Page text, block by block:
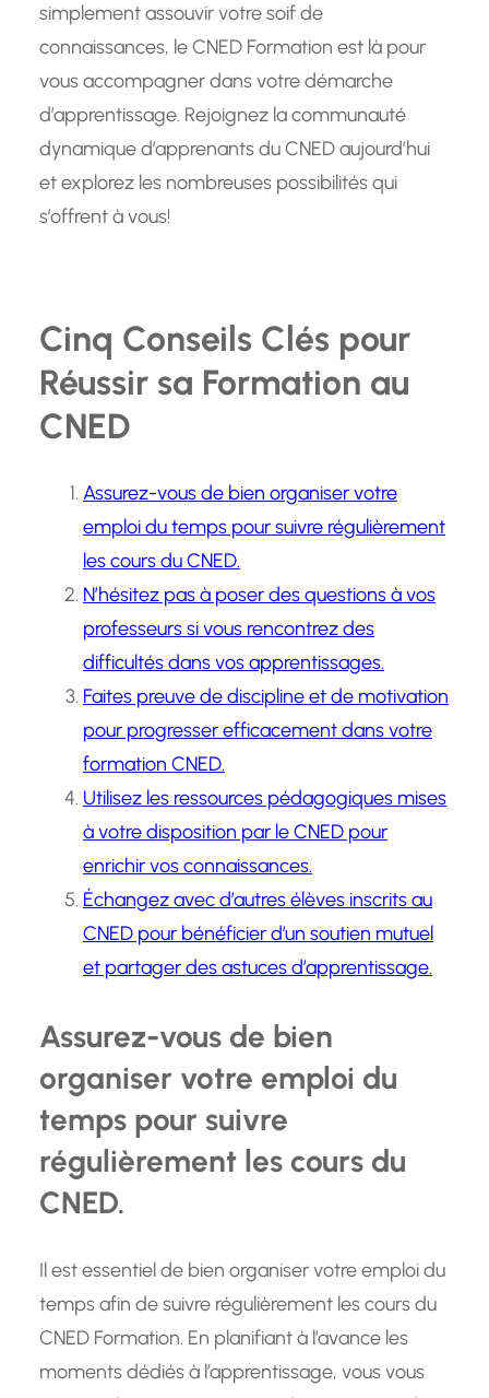
simplement assouvir votre soif de
connaissances, le CNED Formation est là pour
vous accompagner dans votre démarche
d’apprentissage. Rejoignez la communauté
dynamique d’apprenants du CNED aujourd’hui
et explorez les nombreuses possibilités qui
s’offrent à vous!
Cinq Conseils Clés pour
Réussir sa Formation au
CNED
Assurez-vous de bien organiser votre
emploi du temps pour suivre régulièrement
les cours du CNED.
N’hésitez pas à poser des questions à vos
professeurs si vous rencontrez des
difficultés dans vos apprentissages.
Faites preuve de discipline et de motivation
pour progresser efficacement dans votre
formation CNED.
Utilisez les ressources pédagogiques mises
à votre disposition par le CNED pour
enrichir vos connaissances.
Échangez avec d’autres élèves inscrits au
CNED pour bénéficier d’un soutien mutuel
et partager des astuces d’apprentissage.
Assurez-vous de bien
organiser votre emploi du
temps pour suivre
régulièrement les cours du
CNED.
Il est essentiel de bien organiser votre emploi du
temps afin de suivre régulièrement les cours du
CNED Formation. En planifiant à l’avance les
moments dédiés à l’apprentissage, vous vous